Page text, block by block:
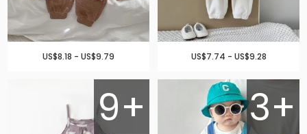
US$8.18 - US$9.79 US$7.74 - US$9.28
9+ 3+